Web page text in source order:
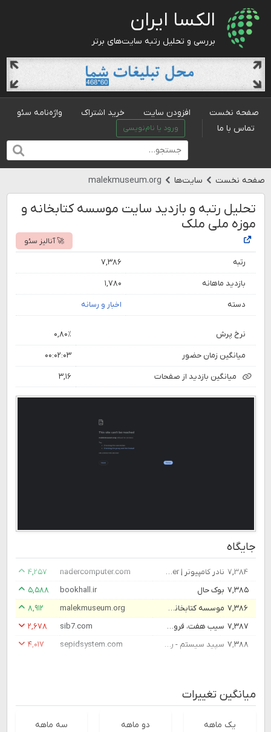
الکسا ایران
بررسی و تحلیل رتبه سایت‌های برتر
صفحه نخست افزودن سایت خرید اشتراک
واژه‌نامه سئو
تماس با ما
ورود یا نام‌نویسی
صفحه نخست سایت‌ها malekmuseum.org
تحلیل رتبه و بازدید سایت موسسه کتابخانه و
موزه ملی ملک
🚀 آنالیز سئو
رتبه ۷,۳۸۶
بازدید ماهانه ۱,۷۸۰
دسته اخبار و رسانه
نرخ پرش ۰,۸۰٪
میانگین زمان حضور ۰۰:۰۲:۰۳
میانگین بازدید از صفحات ۳,۱۶
جایگاه
۷,۳۸۴ نادر کامپیوتر | Nader Computer nadercomputer.com
۴,۲۵۷
۷,۳۸۵ بوک حال bookhall.ir
۵,۵۸۸
۷,۳۸۶
موسسه کتابخانه و موزه ملی ملک malekmuseum.org
۸,۹۱۲
۷,۳۸۷
سیب هفت، فروشگاه جدیدترین ها و جالب ترین ها sib7.com
۲,۶۷۸
۷,۳۸۸
سپید سیستم - راهکارهای احراز هویت و کنترل تردد بیومتریک sepidsystem.com ۴,۰۱۷
میانگین تغییرات
یک ماهه دو ماهه سه ماهه